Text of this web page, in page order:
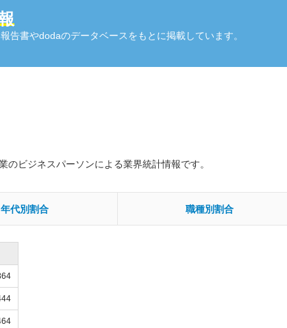
告書やdodaのデータベースをもとに掲載しています。
ビジネスパーソンによる業界統計情報です。
年代別割合 職種別割合